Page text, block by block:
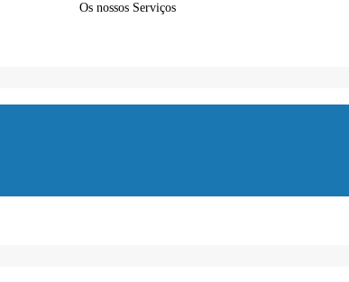
Os nossos Serviços